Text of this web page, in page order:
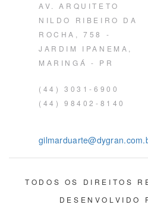
AV. ARQUITETO
NILDO RIBEIRO DA
ROCHA, 758 -
JARDIM IPANEMA,
MARINGÁ - PR
(44) 3031-6900
(44) 98402-8140
TODOS OS DIREITOS
DESENVOLVIDO